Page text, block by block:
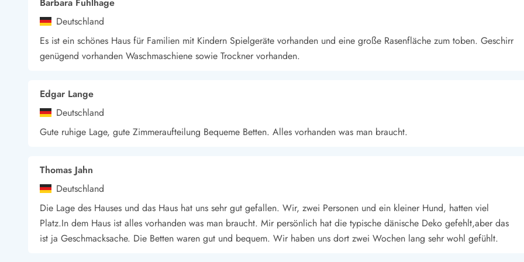
Deutschland
Es ist ein schönes Haus für Familien mit Kindern Spielgeräte vorhanden und eine große Rasenfläche zum toben. Geschirr
genügend vorhanden Waschmaschiene sowie Trockner vorhanden.
Edgar Lange
Deutschland
Gute ruhige Lage, gute Zimmeraufteilung Bequeme Betten. Alles vorhanden was man braucht.
Thomas Jahn
Deutschland
Die Lage des Hauses und das Haus hat uns sehr gut gefallen. Wir, zwei Personen und ein kleiner Hund, hatten viel
Platz.In dem Haus ist alles vorhanden was man braucht. Mir persönlich hat die typische dänische Deko gefehlt,aber das
ist ja Geschmacksache. Die Betten waren gut und bequem. Wir haben uns dort zwei Wochen lang sehr wohl gefühlt.